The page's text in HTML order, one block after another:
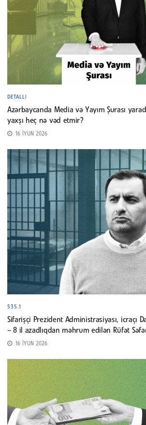
DETALLI
Azərbaycanda Media və Yayım Şurası
yaxşı heç nə vəd etmir?
16 İYUN 2026
535.1
Sifarişçi Prezident Administrasiyası, icraçı
– 8 il azadlıqdan məhrum edilən Rüfət
16 İYUN 2026